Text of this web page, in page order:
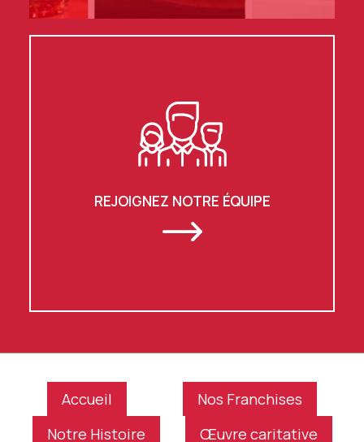
REJOIGNEZ NOTRE ÉQUIPE
Accueil
Nos Franchises
Notre Histoire
Œuvre caritative